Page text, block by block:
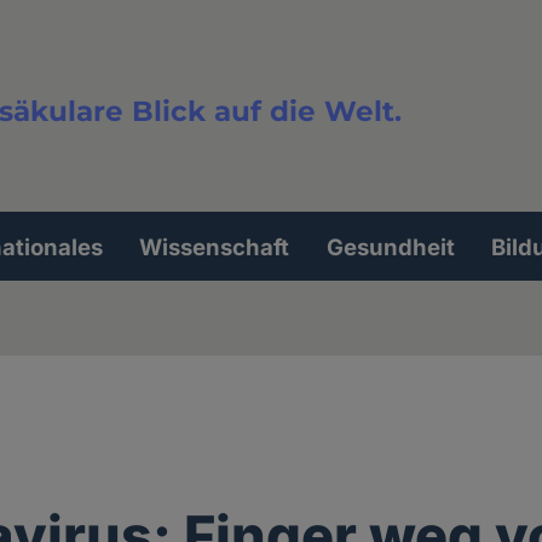
Blick auf die Welt.
Wissenschaft Gesundheit